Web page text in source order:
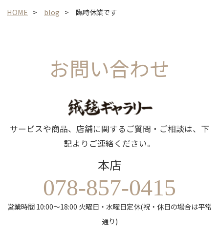
HOME blog 臨時休業です
お問い合わせ
サービスや商品、店舗に関するご質問・ご相談は、下
記よりご連絡ください。
本店
078-857-0415
営業時間 10:00～18:00 火曜日・水曜日定休(祝・休日の場合は平常
通り)